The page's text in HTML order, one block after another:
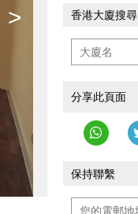
> 香港大廈搜尋
分享此頁面
保持聯繫